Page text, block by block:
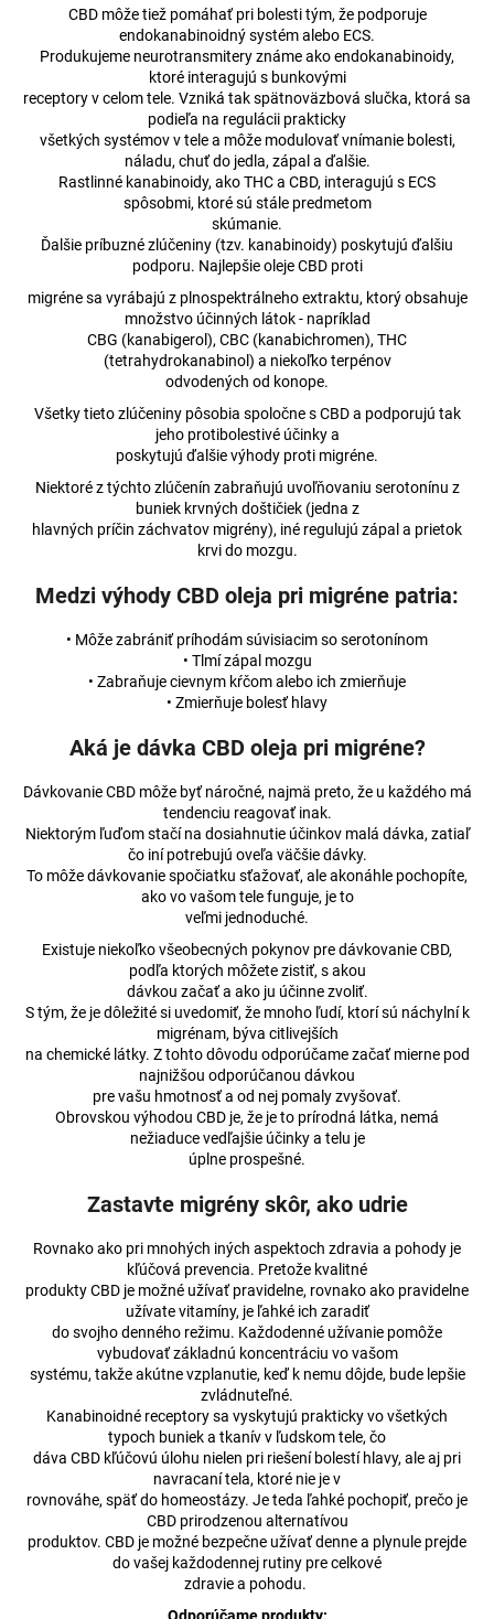
CBD môže tiež pomáhať pri bolesti tým, že podporuje
endokanabinoidný systém alebo ECS.
Produkujeme neurotransmitery známe ako endokanabinoidy,
ktoré interagujú s bunkovými
receptory v celom tele. Vzniká tak spätnoväzbová slučka, ktorá sa
podieľa na regulácii prakticky
všetkých systémov v tele a môže modulovať vnímanie bolesti,
náladu, chuť do jedla, zápal a ďalšie.
Rastlinné kanabinoidy, ako THC a CBD, interagujú s ECS
spôsobmi, ktoré sú stále predmetom
skúmanie.
Ďalšie príbuzné zlúčeniny (tzv. kanabinoidy) poskytujú ďalšiu
podporu. Najlepšie oleje CBD proti
migréne sa vyrábajú z plnospektrálneho extraktu, ktorý obsahuje
množstvo účinných látok - napríklad
CBG (kanabigerol), CBC (kanabichromen), THC
(tetrahydrokanabinol) a niekoľko terpénov
odvodených od konope.
Všetky tieto zlúčeniny pôsobia spoločne s CBD a podporujú tak
jeho protibolestivé účinky a
poskytujú ďalšie výhody proti migréne.
Niektoré z týchto zlúčenín zabraňujú uvoľňovaniu serotonínu z
buniek krvných doštičiek (jedna z
hlavných príčin záchvatov migrény), iné regulujú zápal a prietok
krvi do mozgu.
Medzi výhody CBD oleja pri migréne patria:
• Môže zabrániť príhodám súvisiacim so serotonínom
• Tlmí zápal mozgu
• Zabraňuje cievnym kŕčom alebo ich zmierňuje
• Zmierňuje bolesť hlavy
Aká je dávka CBD oleja pri migréne?
Dávkovanie CBD môže byť náročné, najmä preto, že u každého má
tendenciu reagovať inak.
Niektorým ľuďom stačí na dosiahnutie účinkov malá dávka, zatiaľ
čo iní potrebujú oveľa väčšie dávky.
To môže dávkovanie spočiatku sťažovať, ale akonáhle pochopíte,
ako vo vašom tele funguje, je to
veľmi jednoduché.
Existuje niekoľko všeobecných pokynov pre dávkovanie CBD,
podľa ktorých môžete zistiť, s akou
dávkou začať a ako ju účinne zvoliť.
S tým, že je dôležité si uvedomiť, že mnoho ľudí, ktorí sú náchylní k
migrénam, býva citlivejších
na chemické látky. Z tohto dôvodu odporúčame začať mierne pod
najnižšou odporúčanou dávkou
pre vašu hmotnosť a od nej pomaly zvyšovať.
Obrovskou výhodou CBD je, že je to prírodná látka, nemá
nežiaduce vedľajšie účinky a telu je
úplne prospešné.
Zastavte migrény skôr, ako udrie
Rovnako ako pri mnohých iných aspektoch zdravia a pohody je
kľúčová prevencia. Pretože kvalitné
produkty CBD je možné užívať pravidelne, rovnako ako pravidelne
užívate vitamíny, je ľahké ich zaradiť
do svojho denného režimu. Každodenné užívanie pomôže
vybudovať základnú koncentráciu vo vašom
systému, takže akútne vzplanutie, keď k nemu dôjde, bude lepšie
zvládnuteľné.
Kanabinoidné receptory sa vyskytujú prakticky vo všetkých
typoch buniek a tkanív v ľudskom tele, čo
dáva CBD kľúčovú úlohu nielen pri riešení bolestí hlavy, ale aj pri
navracaní tela, ktoré nie je v
rovnováhe, späť do homeostázy. Je teda ľahké pochopiť, prečo je
CBD prirodzenou alternatívou
produktov. CBD je možné bezpečne užívať denne a plynule prejde
do vašej každodennej rutiny pre celkové
zdravie a pohodu.
CBD
FULL-
MIX
€51,21